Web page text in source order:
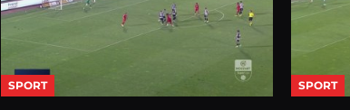
SPORT SPORT